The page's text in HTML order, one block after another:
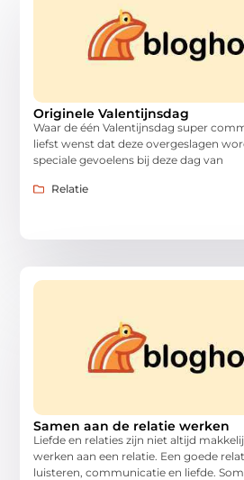
Originele Valentijnsdag
Waar de één Valentijnsdag super
liefst wenst dat deze overgeslagen
speciale gevoelens bij deze dag van
Relatie
Samen aan de relatie werken
Liefde en relaties zijn niet altijd
werken aan een relatie. Een goede
luisteren, communicatie en liefde.